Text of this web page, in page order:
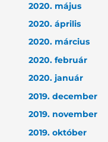
2020. május
2020. április
2020. március
2020. február
2020. január
2019. december
2019. november
2019. október